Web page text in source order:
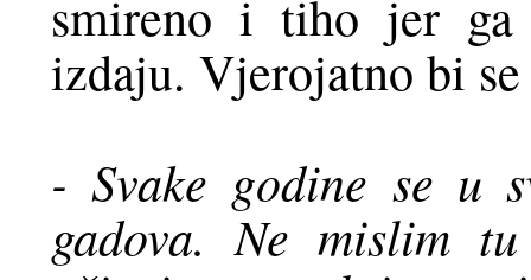
smireno i tiho jer ga
izdaju. Vjerojatno bi se
- Svake godine se u
gadova. Ne mislim